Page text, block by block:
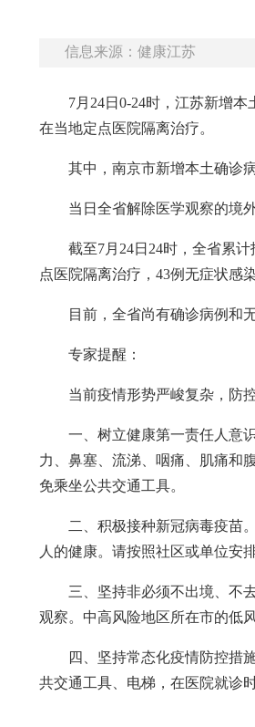
信息来源：健康江苏
7月24日0-24时，江苏新增
在当地定点医院隔离治疗。
其中，南京市新增本土确诊
当日全省解除医学观察的境
截至7月24日24时，全省累
点医院隔离治疗，43例无症状感
目前，全省尚有确诊病例和
专家提醒：
当前疫情形势严峻复杂，防
一、树立健康第一责任人意
力、鼻塞、流涕、咽痛、肌痛和
免乘坐公共交通工具。
二、积极接种新冠病毒疫苗
人的健康。请按照社区或单位安
三、坚持非必须不出境、不
观察。中高风险地区所在市的低
四、坚持常态化疫情防控措
共交通工具、电梯，在医院就诊